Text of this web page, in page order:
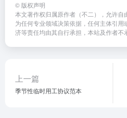
© 版权声明
本文著作权归属原作者（不二），允许
为任何专业领域决策依据，任何主体引
济等责任均由其自行承担，本站及作者不
上一篇
季节性临时用工协议范本